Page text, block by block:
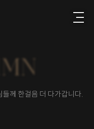
께 한걸음 더 다가갑니다.